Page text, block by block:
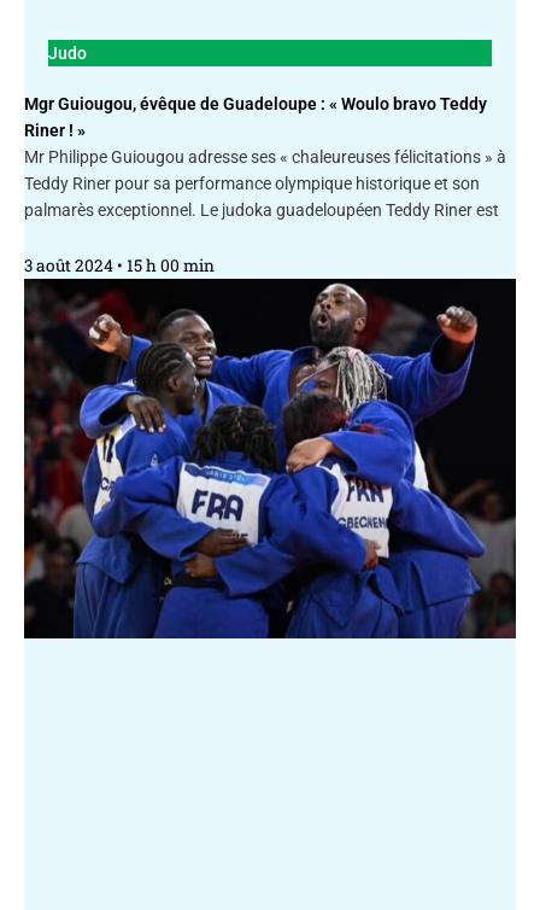
Judo
Mgr Guiougou, évêque de Guadeloupe : « Woulo bravo Teddy
Riner ! »
Mr Philippe Guiougou adresse ses « chaleureuses félicitations » à
Teddy Riner pour sa performance olympique historique et son
palmarès exceptionnel. Le judoka guadeloupéen Teddy Riner est
3 août 2024 15 h 00 min